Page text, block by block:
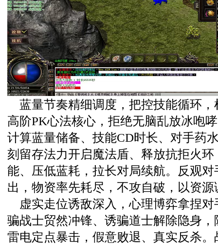
蓝量节奏精细调度，把控技能循环
高阶PK心法核心，拒绝无脑乱放冰咆
计算蓝量储备、技能CD时长、对手药
刻留存法力开启魔法盾、释放抗拒火
能、压低蓝耗，拉长对局续航。反观
出，物资率先耗尽，不攻自破，以资
虚实走位诱敌深入，心理博弈拿捏
骗战士贸然冲锋、诱骗道士解除隐身
雷电定点暴击，假意败退、真实反杀